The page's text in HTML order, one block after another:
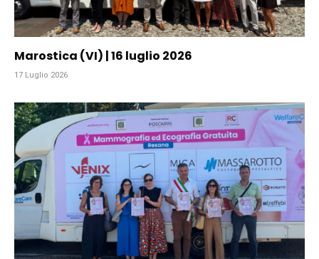
Marostica (VI) | 16 luglio 2026
17 Luglio 2026